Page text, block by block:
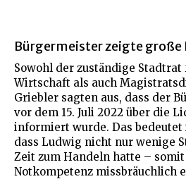
Bürgermeister zeigte
Sowohl der zuständige
Wirtschaft als auch
Griebler sagten aus, dass der
vor dem 15. Juli 2022 über die
informiert wurde. Das bedeutet
dass Ludwig nicht nur wenige
Zeit zum Handeln hatte – somit
Notkompetenz missbräuchlich